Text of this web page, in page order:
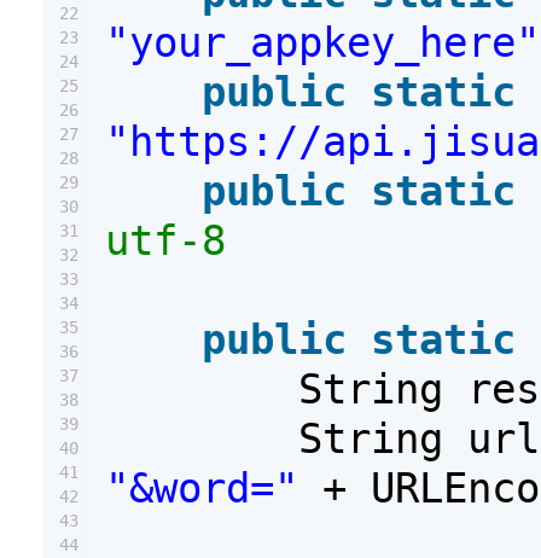
22
23
24
25
26
27
28
29
30
31
32
33
34
35
36
37
38
39
40
41
42
43
44
"your_appkey_here"
public static
"https://
public static
utf-8
public static
String
String
"&word="
+